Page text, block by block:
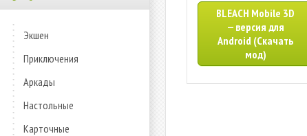
Экшен
Приключения
Аркады
Настольные
Карточные
BLEACH Mobile 3D
— версия для
Android (Скачать
мод)